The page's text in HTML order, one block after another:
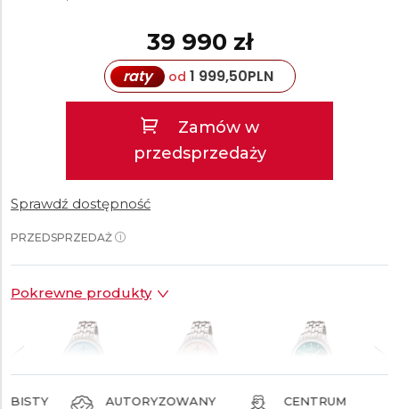
39 990 zł
raty od 1 999,50PLN
przedsprzedaży
Sprawdź dostępność
PRZEDSPRZEDAŻ
Pokrewne produkty
AUTORYZOWANY
CENTRUM